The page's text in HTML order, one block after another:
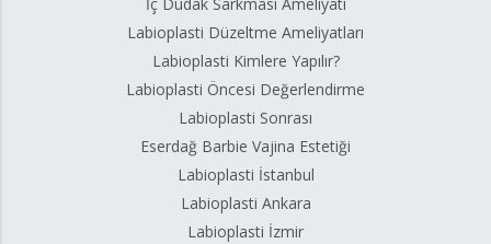
Labioplasti Düzeltme Ameliyatları
Labioplasti Kimlere Yapılır?
Labioplasti Öncesi Değerlendirme
Labioplasti Sonrası
Eserdağ Barbie Vajina Estetiği
Labioplasti İstanbul
Labioplasti Ankara
Labioplasti İzmir